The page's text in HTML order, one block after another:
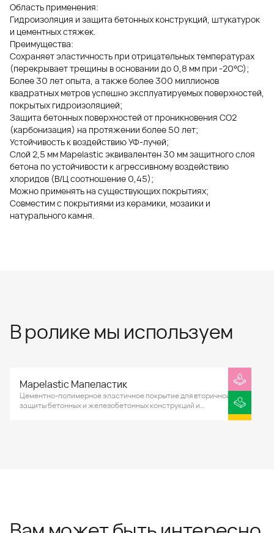
Область применения:
Гидроизоляция и защита бетонных конструкций, штукатурок
и цементных стяжек.
Преимущества:
Сохраняет эластичность при отрицательных температурах
(перекрывает трещины в основании до 0,8 мм при -20°С);
Более 30 лет опыта, а также более 300 миллионов
квадратных метров успешно эксплуатируемых поверхностей,
покрытых гидроизоляцией;
Защита бетонных поверхностей от проникновения CO2
(карбонизация) на протяжении более 50 лет;
Устойчивость к воздействию УФ-лучей;
Слой 2,5 мм Mapelastic эквивалентен 30 мм защитного слоя
бетона по устойчивости к агрессивному воздействию
хлоридов (В/Ц соотношение 0,45);
Можно применять на существующих покрытиях;
Совместим с покрытиями из керамики, мозаики и
натурального камня.
В ролике мы используем
Mapelastic Мапеластик
Цементно-полимерное эластичное покрытие для вторичной
защиты бетонных и железобетонных конструкций и